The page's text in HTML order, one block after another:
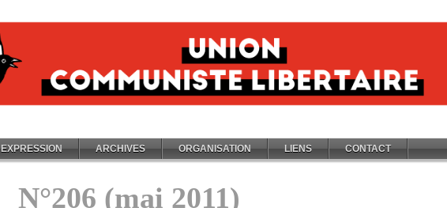
EXPRESSION ARCHIVES ORGANISATION LIENS CONTACT
N°206 (mai 2011)